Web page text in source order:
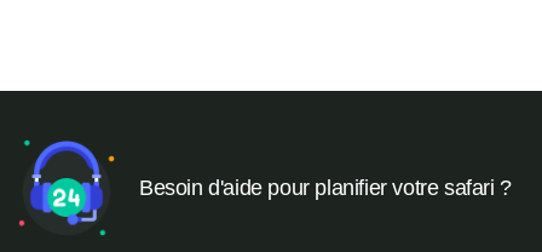
Besoin d'aide pour planifier votre safari ?